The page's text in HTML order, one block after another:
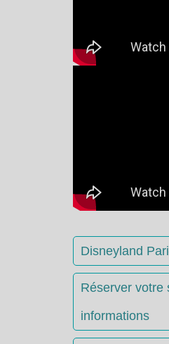
Disneyland
Réserver votre
informations